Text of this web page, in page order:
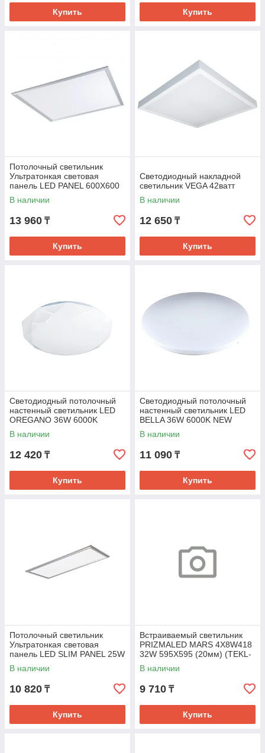
Купить Купить
Потолочный светильник
Ультратонкая световая
панель LED PANEL 600X600
48W 3000K (TS)
В наличии
13 960 ₸
Купить
Светодиодный накладной
светильник VEGA 42ватт
В наличии
12 650 ₸
Купить
Светодиодный потолочный
настенный светильник LED
OREGANO 36W 6000K
(TEKLED
В наличии
12 420 ₸
Купить
Светодиодный потолочный
настенный светильник LED
BELLA 36W 6000K NEW
(TEKL-KZ)
В наличии
11 090 ₸
Купить
Потолочный светильник
Ультратонкая световая
панель LED SLIM PANEL 25W
300X600 6000K (TS)
В наличии
10 820 ₸
Купить
Встраиваемый светильник
PRIZMALED MARS 4X8W418
32W 595X595 (20мм) (TEKL-
KZ)
В наличии
9 710 ₸
Купить